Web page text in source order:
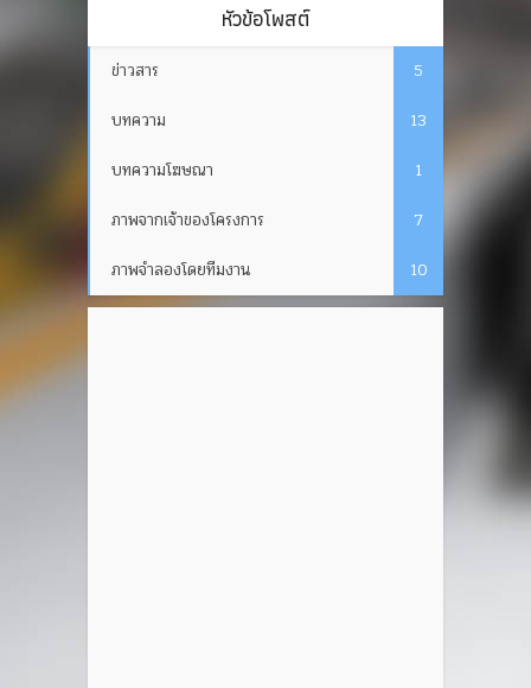
หัวข้อโพสต์
ข่าวสาร
5
บทความ
13
บทความโฆษณา
1
ภาพจากเจ้าของโครงการ
7
ภาพจำลองโดยทีมงาน
10